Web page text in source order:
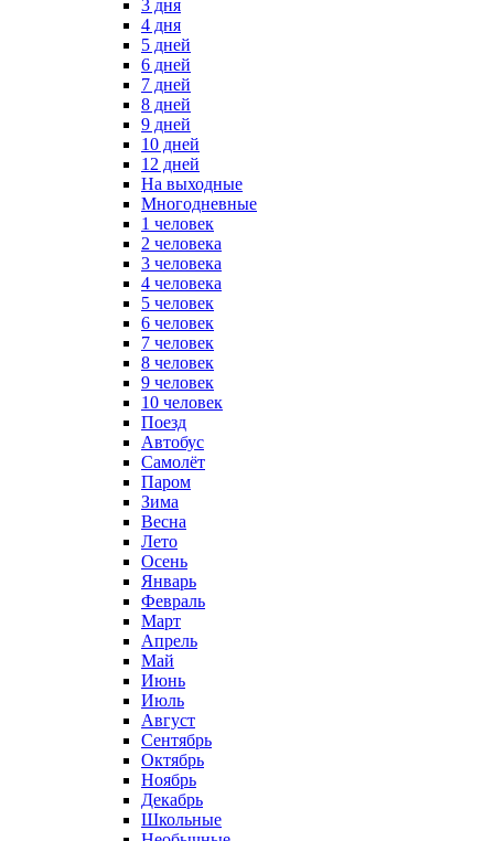
3 дня
4 дня
5 дней
6 дней
7 дней
8 дней
9 дней
10 дней
12 дней
На выходные
Многодневные
1 человек
2 человека
3 человека
4 человека
5 человек
6 человек
7 человек
8 человек
9 человек
10 человек
Поезд
Автобус
Самолёт
Паром
Зима
Весна
Лето
Осень
Январь
Февраль
Март
Апрель
Май
Июнь
Июль
Август
Сентябрь
Октябрь
Ноябрь
Декабрь
Школьные